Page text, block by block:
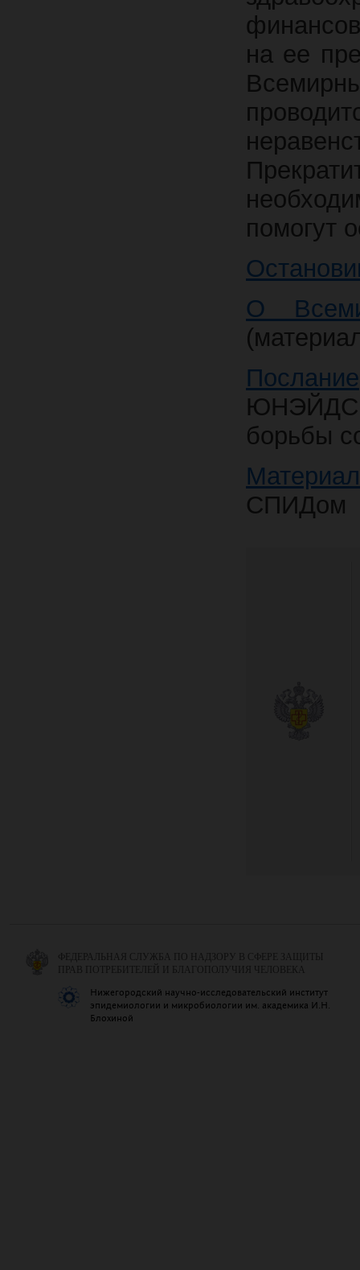
на ее
помогут
О
Послание
ЮНЭЙДС
борьбы
СПИДом
ФЕДЕРАЛЬНАЯ СЛУЖБА ПО НАДЗОРУ В СФЕРЕ ЗАЩИТЫ
ПРАВ ПОТРЕБИТЕЛЕЙ И БЛАГОПОЛУЧИЯ ЧЕЛОВЕКА
Нижегородский научно-исследовательский институт
эпидемиологии и микробиологии им. академика И.Н.
Блохиной